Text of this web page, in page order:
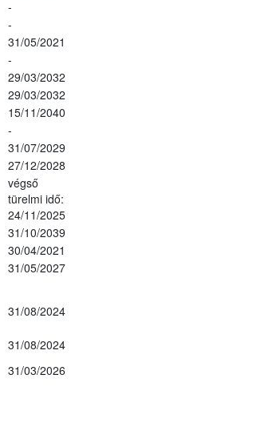
-
-
31/05/2021
-
29/03/2032
29/03/2032
15/11/2040
-
31/07/2029
27/12/2028
végső
türelmi idő:
24/11/2025
31/10/2039
30/04/2021
31/05/2027
31/08/2024
31/08/2024
31/03/2026